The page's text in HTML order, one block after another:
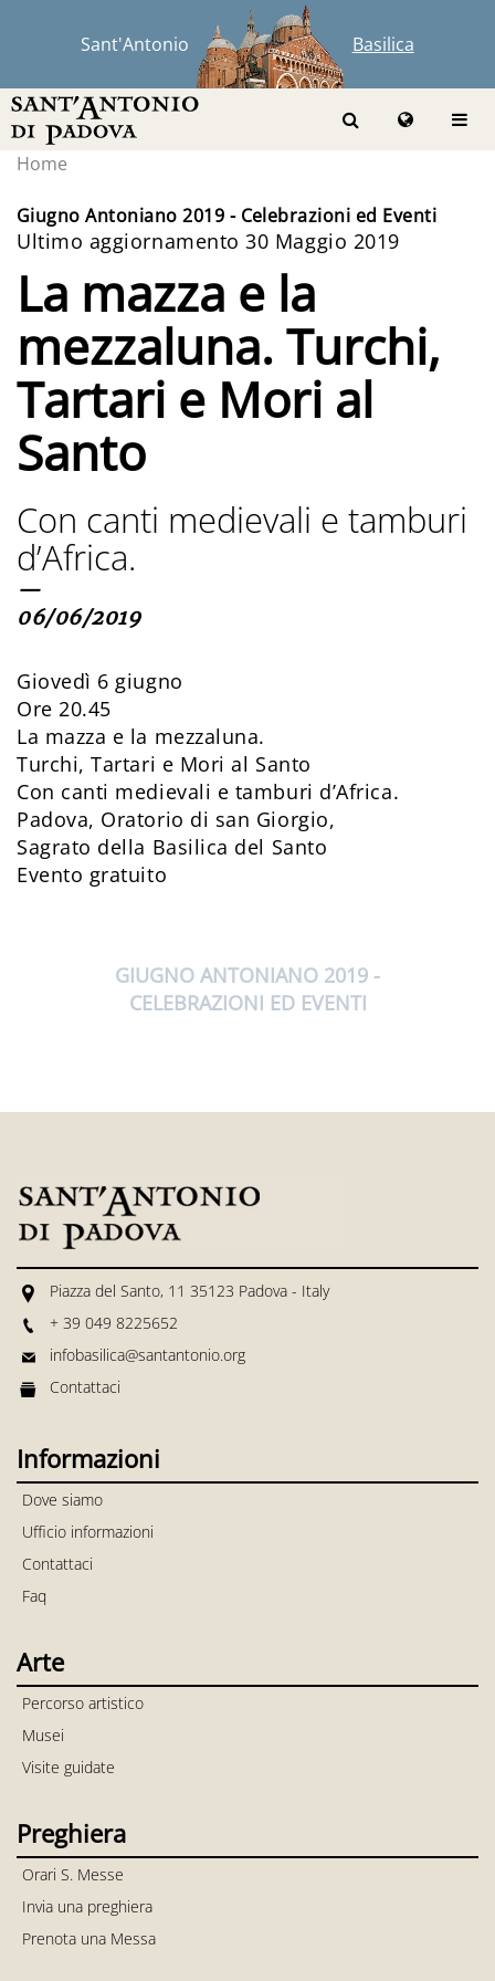
Sant'Antonio Basilica
Home
Giugno Antoniano 2019 - Celebrazioni ed Eventi
Ultimo aggiornamento 30 Maggio 2019
La mazza e la
mezzaluna. Turchi,
Tartari e Mori al
Santo
Con canti medievali e tamburi
d’Africa.
—
06/06/2019
Giovedì 6 giugno
Ore 20.45
La mazza e la mezzaluna.
Turchi, Tartari e Mori al Santo
Con canti medievali e tamburi d’Africa.
Padova, Oratorio di san Giorgio,
Sagrato della Basilica del Santo
Evento gratuito
GIUGNO ANTONIANO 2019 -
CELEBRAZIONI ED EVENTI
Piazza del Santo, 11 35123 Padova - Italy
+ 39 049 8225652
infobasilica@santantonio.org
Contattaci
Informazioni
Dove siamo
Ufficio informazioni
Contattaci
Faq
Arte
Percorso artistico
Musei
Visite guidate
Preghiera
Orari S. Messe
Invia una preghiera
Prenota una Messa